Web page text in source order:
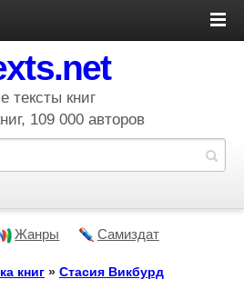
тексты книг
109 000 авторов
Жанры Самиздат
книг » Стасия Викбурд